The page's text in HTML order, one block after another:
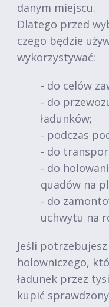
danym miejscu.
Dlatego przed
czego będzie
wykorzystywać:
- do celów
- do
ładunków;
- podczas
- do
- do
quadów na
- do
uchwytu na
Jeśli
holowniczego,
ładunek przez
kupić